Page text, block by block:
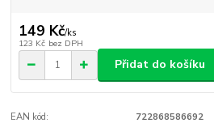
149 Kč/ks
123 Kč bez DPH
Přidat do košíku
EAN kód: 722868586692